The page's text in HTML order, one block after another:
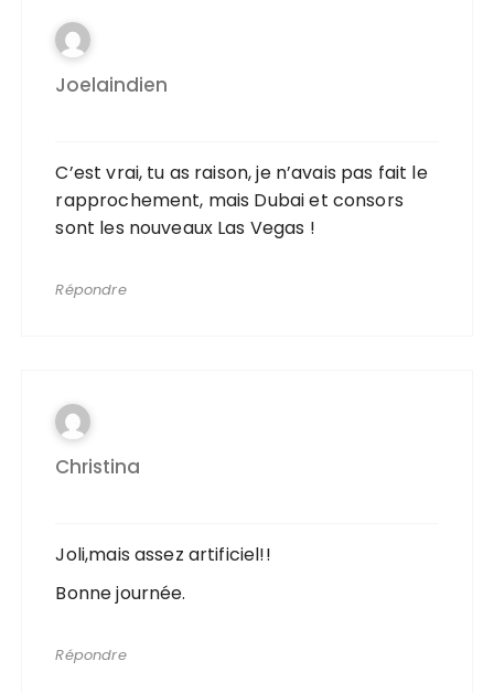
Joelaindien
C’est vrai, tu as raison, je n’avais pas fait le
rapprochement, mais Dubai et consors
sont les nouveaux Las Vegas !
Répondre
Christina
Joli,mais assez artificiel!!
Bonne journée.
Répondre